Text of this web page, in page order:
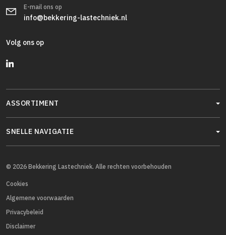
E-mail ons op
info@bekkering-lastechniek.nl
Volg ons op
ASSORTIMENT
SNELLE NAVIGATIE
© 2026 Bekkering Lastechniek. Alle rechten voorbehouden
Cookies
Algemene voorwaarden
Privacybeleid
Disclaimer